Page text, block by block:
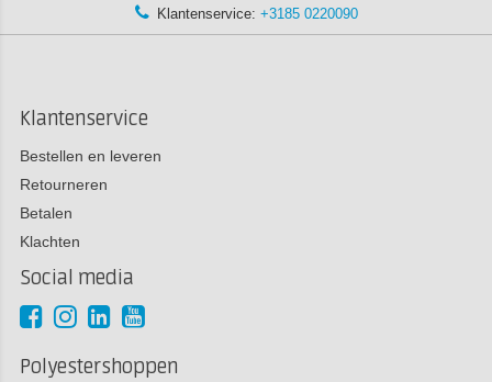
Klantenservice: +3185 0220090
Klantenservice
Bestellen en leveren
Retourneren
Betalen
Klachten
Social media
Polyestershoppen